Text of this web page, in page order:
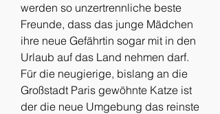
werden so unzertrennliche beste
Freunde, dass das junge Mädchen
ihre neue Gefährtin sogar mit in den
Urlaub auf das Land nehmen darf.
Für die neugierige, bislang an die
Großstadt Paris gewöhnte Katze ist
der die neue Umgebung das reinste